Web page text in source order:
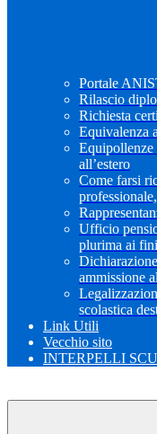
Portale
Rilascio
Richiesta
Equivalenza
Equipollenze
all’estero
Come farsi
Ufficio
plurima ai
ammissione
scolastica
Link Utili
Vecchio sito
INTERPELLI